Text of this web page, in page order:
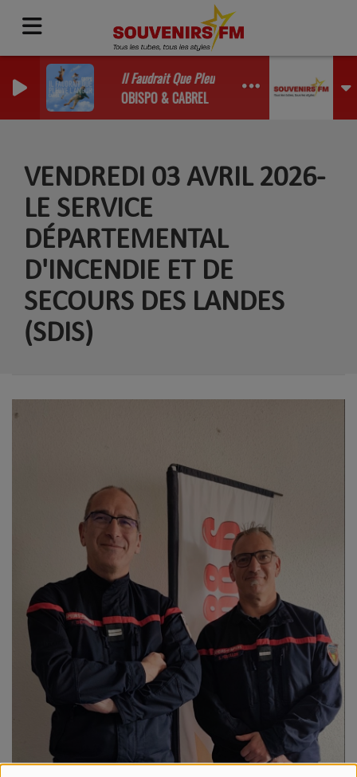
Il Faudrait Que Pleuve L'amour (2026)
OBISPO & CABREL
VENDREDI 03 AVRIL 2026-
LE SERVICE
DÉPARTEMENTAL
D'INCENDIE ET DE
SECOURS DES LANDES
(SDIS)